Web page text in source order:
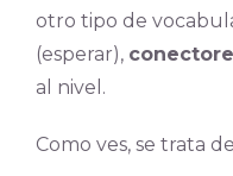
otro tipo de
(esperar),
al nivel.
Como ves, se trata